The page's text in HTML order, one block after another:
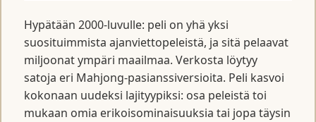
Hypätään 2000-luvulle: peli on yhä yksi
suosituimmista ajanviettopeleistä, ja sitä pelaavat
miljoonat ympäri maailmaa. Verkosta löytyy
satoja eri Mahjong-pasianssiversioita. Peli kasvoi
kokonaan uudeksi lajityypiksi: osa peleistä toi
mukaan omia erikoisominaisuuksia tai jopa täysin